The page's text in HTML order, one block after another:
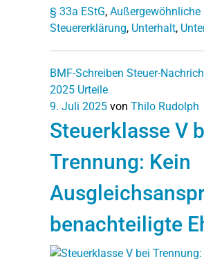
§ 33a EStG, Außergewöhnliche
Steuererklärung, Unterhalt,
BMF-Schreiben Steuer-
2025 Urteile
9. Juli 2025 von Thilo Rudolph
Steuerklasse V
Trennung: Kein
benachteiligte